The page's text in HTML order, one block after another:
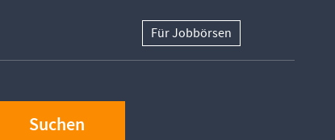
Für Jobbörsen